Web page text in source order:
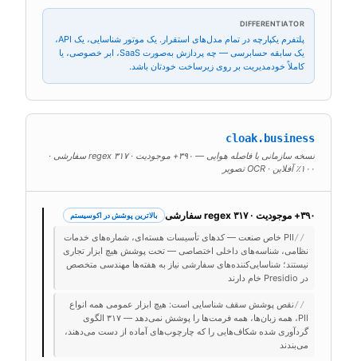
DIFFERENTIATOR
پلتفرم یکپارچه در تمام مدل‌های استقرار. یک موتور شناسایی، یک API،
یک سابقه حسابرسی — چه پردازش به‌صورت SaaS، ابر خصوصی، یا
کاملاً خودمدیریت بر روی زیرساخت خودتان باشد.
cloak.business
نسخه سازمانی با فاصله هوایی — ۳۹۰+ موجودیت · ۳۱۷ regex سفارشی ·
۱۰۰٪ آفلاین · OCR تصویر
۳۹۰+ موجودیت · ۳۱۷ regex سفارشی بالاترین پوشش در اکوسیستم
//
PII خاص صنعت — کدهای تأسیسات هسته‌ای، شماره‌های خدمات
نظامی، شناسه‌های داخلی اختصاصی — تحت پوشش هیچ ابزار تجاری
نیستند؛ شناسایی‌کننده‌های سفارشی نیاز به هفته‌ها مهندسی متخصص
در Presidio خام دارند
//نقص پوشش سقف شناسایی است: هیچ ابزار عمومی همه انواع
PII، همه زبان‌ها، همه فرمت‌ها را پوشش نمی‌دهد — ۳۱۷ الگوی
گردآوری شده شکاف‌هایی را که چارچوب‌های آماده از دست می‌دهند،
می‌بندند